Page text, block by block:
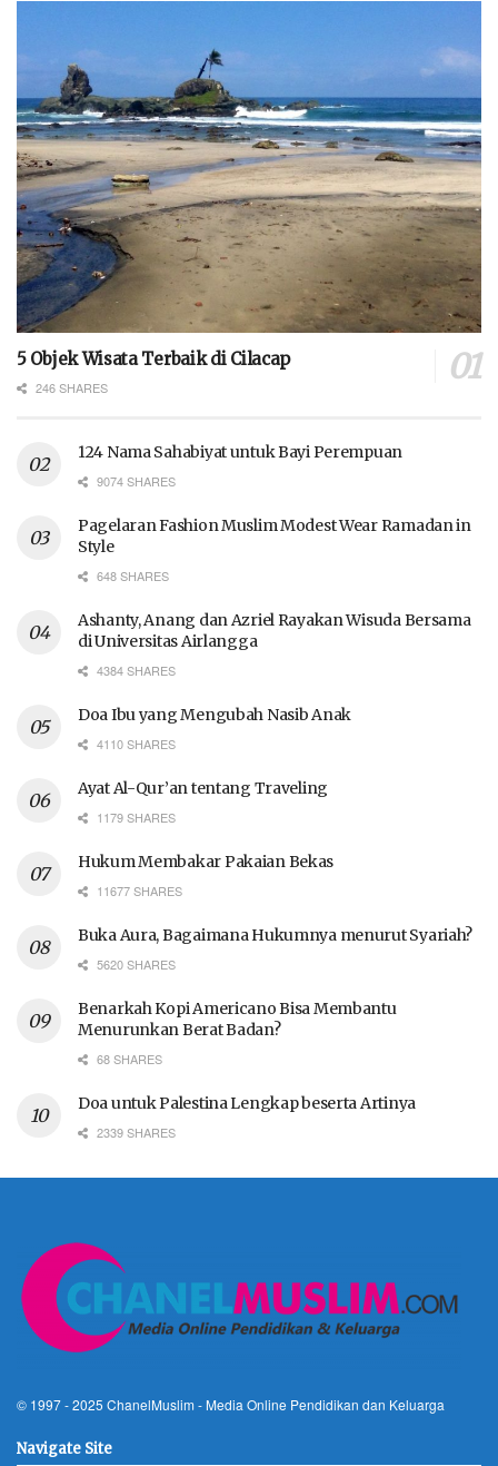
5 Objek Wisata Terbaik di Cilacap
246 SHARES
124 Nama Sahabiyat untuk Bayi Perempuan
9074 SHARES
Pagelaran Fashion Muslim Modest Wear Ramadan in
Style
648 SHARES
Ashanty, Anang dan Azriel Rayakan Wisuda Bersama
di Universitas Airlangga
4384 SHARES
Doa Ibu yang Mengubah Nasib Anak
4110 SHARES
Ayat Al-Qur’an tentang Traveling
1179 SHARES
Hukum Membakar Pakaian Bekas
11677 SHARES
Buka Aura, Bagaimana Hukumnya menurut Syariah?
5620 SHARES
Benarkah Kopi Americano Bisa Membantu
Menurunkan Berat Badan?
68 SHARES
Doa untuk Palestina Lengkap beserta Artinya
2339 SHARES
© 1997 - 2025 ChanelMuslim - Media Online Pendidikan dan Keluarga
Navigate Site